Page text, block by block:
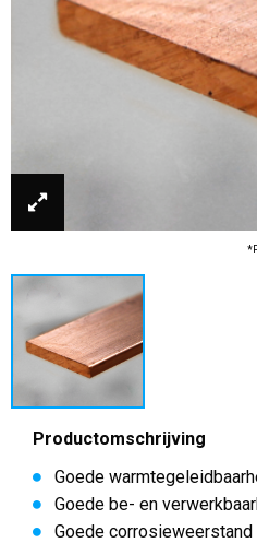
Productomschrijving
Goede
Goede be- en
Goede corrosieweerstand